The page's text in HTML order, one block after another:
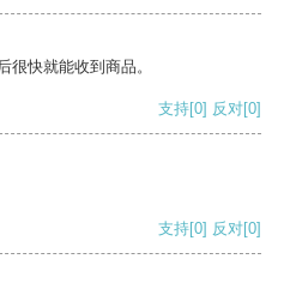
很快就能收到商品。
支持[0] 反对[0]
支持[0] 反对[0]